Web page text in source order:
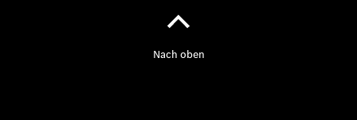
& Zubehör